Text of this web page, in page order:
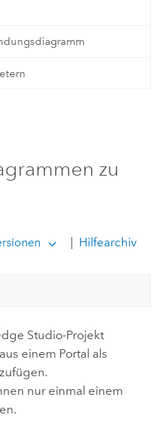
zu
| Hilfearchiv
Studio-Projekt
einem Portal als
nur einmal einem